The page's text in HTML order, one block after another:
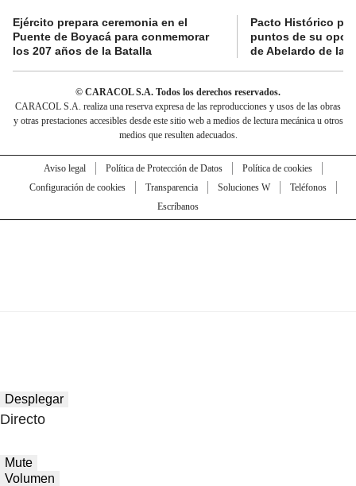
Ejército prepara ceremonia en el
Puente de Boyacá para conmemorar
los 207 años de la Batalla
Pacto Histórico
puntos de su
de Abelardo de la
© CARACOL S.A. Todos los derechos reservados.
CARACOL S.A. realiza una reserva expresa de las reproducciones y usos de las obras
y otras prestaciones accesibles desde este sitio web a medios de lectura mecánica u otros
medios que resulten adecuados.
Aviso legal Política de Protección de Datos
Política de cookies
Configuración de cookies
Transparencia Soluciones W
Teléfonos
Escríbanos
Desplegar
Directo
Mute
Volumen